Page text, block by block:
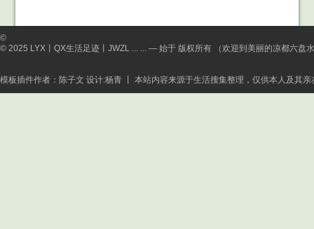
©
© 2025 LYX丨QX生活足迹丨JWZL ... ... — 始于 版权所有 （欢迎到美丽的凉都六盘
模板插件作者：陈子文 设计:杨青 丨 本站内容来源于生活搜集整理，仅供本人及其